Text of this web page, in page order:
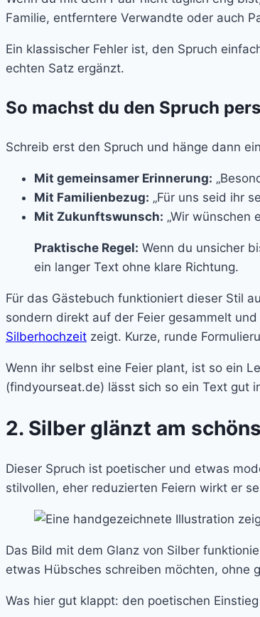
Familie, entferntere Verwandte oder auch
Ein klassischer Fehler ist, den Spruch
echten Satz ergänzt.
So machst du den Spruch
Schreib erst den Spruch und hänge dann
Mit gemeinsamer Erinnerung:
Mit Familienbezug: „Für uns seid ihr
Mit Zukunftswunsch: „Wir wünschen
Praktische Regel: Wenn du unsicher
ein langer Text ohne klare Richtung.
Für das Gästebuch funktioniert dieser Stil
sondern direkt auf der Feier gesammelt
Silberhochzeit zeigt. Kurze, runde
Wenn ihr selbst eine Feier plant, ist so ein
(findyourseat.de) lässt sich so ein Text gut
2. Silber glänzt am
Dieser Spruch ist poetischer und etwas
stilvollen, eher reduzierten Feiern wirkt er
Das Bild mit dem Glanz von Silber
etwas Hübsches schreiben möchten, ohne
Was hier gut klappt: den poetischen